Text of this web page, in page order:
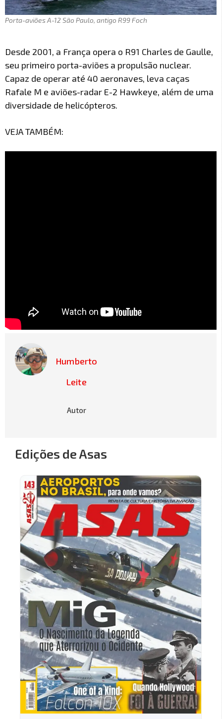
Porta-aviões A-12 São Paulo, antigo R99 Foch
Desde 2001, a França opera o R91 Charles de Gaulle,
seu primeiro porta-aviões a propulsão nuclear.
Capaz de operar até 40 aeronaves, leva caças
Rafale M e aviões-radar E-2 Hawkeye, além de uma
diversidade de helicópteros.
VEJA TAMBÉM:
Humberto
Leite
Autor
Edições de Asas